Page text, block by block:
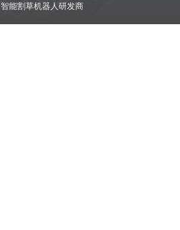
智能割草机器人研发商